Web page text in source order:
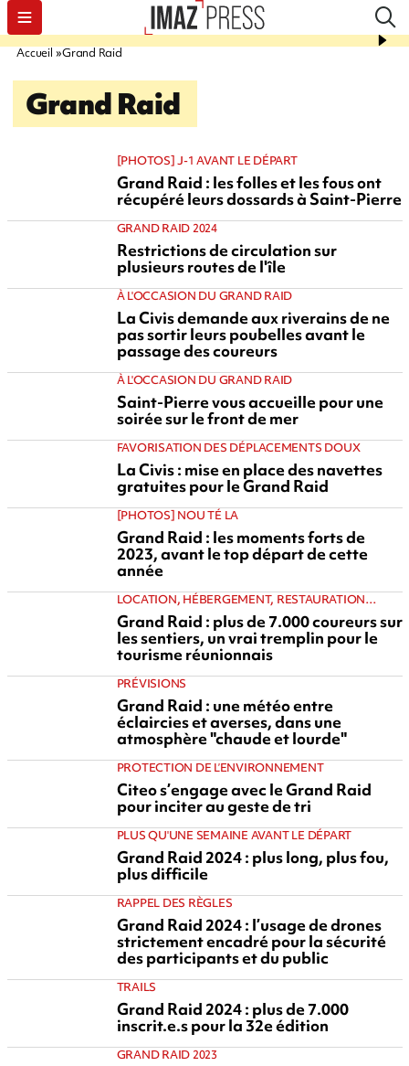
Accueil Grand Raid
Grand Raid
[PHOTOS] J-1 AVANT LE DÉPART
Grand Raid : les folles et les fous ont
récupéré leurs dossards à Saint-Pierre
GRAND RAID 2024
Restrictions de circulation sur
plusieurs routes de l'île
À L'OCCASION DU GRAND RAID
La Civis demande aux riverains de ne
pas sortir leurs poubelles avant le
passage des coureurs
À L'OCCASION DU GRAND RAID
Saint-Pierre vous accueille pour une
soirée sur le front de mer
FAVORISATION DES DÉPLACEMENTS DOUX
La Civis : mise en place des navettes
gratuites pour le Grand Raid
[PHOTOS] NOU TÉ LA
Grand Raid : les moments forts de
2023, avant le top départ de cette
année
LOCATION, HÉBERGEMENT, RESTAURATION…
Grand Raid : plus de 7.000 coureurs sur
les sentiers, un vrai tremplin pour le
tourisme réunionnais
PRÉVISIONS
Grand Raid : une météo entre
éclaircies et averses, dans une
atmosphère "chaude et lourde"
PROTECTION DE L’ENVIRONNEMENT
Citeo s’engage avec le Grand Raid
pour inciter au geste de tri
PLUS QU'UNE SEMAINE AVANT LE DÉPART
Grand Raid 2024 : plus long, plus fou,
plus difficile
RAPPEL DES RÈGLES
Grand Raid 2024 : l’usage de drones
strictement encadré pour la sécurité
des participants et du public
TRAILS
Grand Raid 2024 : plus de 7.000
inscrit.e.s pour la 32e édition
GRAND RAID 2023